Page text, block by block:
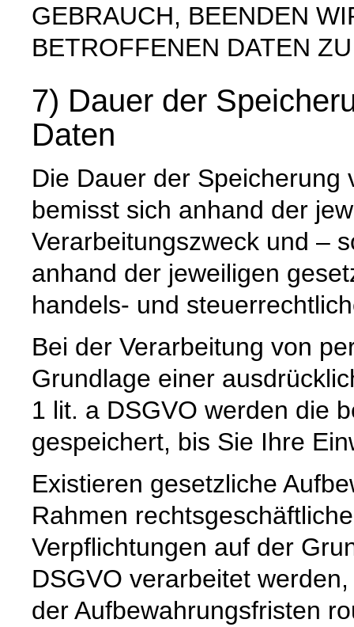
GEBRAUCH, BEENDEN
BETROFFENEN DATEN
7) Dauer der
Daten
Die Dauer der
bemisst sich anhand der
Verarbeitungszweck und –
anhand der jeweiligen
handels- und
Bei der Verarbeitung von
Grundlage einer
1 lit. a DSGVO werden die
gespeichert, bis Sie Ihre
Existieren gesetzliche
Rahmen
Verpflichtungen auf der
DSGVO verarbeitet
der Aufbewahrungsfristen